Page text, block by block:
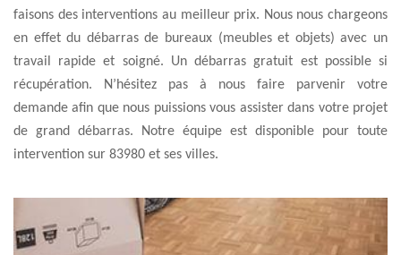
faisons des interventions au meilleur prix. Nous nous chargeons
en effet du débarras de bureaux (meubles et objets) avec un
travail rapide et soigné. Un débarras gratuit est possible si
récupération. N’hésitez pas à nous faire parvenir votre
demande afin que nous puissions vous assister dans votre projet
de grand débarras. Notre équipe est disponible pour toute
intervention sur 83980 et ses villes.